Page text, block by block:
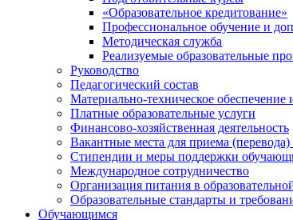
«Образовательное кредитование»
Профессиональное обучение и
Методическая служба
Реализуемые образовательные
Руководство
Педагогический состав
Материально-техническое обеспечение
Платные образовательные услуги
Финансово-хозяйственная деятельность
Вакантные места для приема
Стипендии и меры поддержки
Международное сотрудничество
Организация питания в
Образовательные стандарты и
Обучающимся